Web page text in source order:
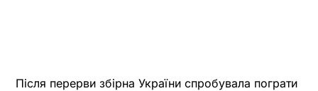
Після перерви збірна України спробувала пограти